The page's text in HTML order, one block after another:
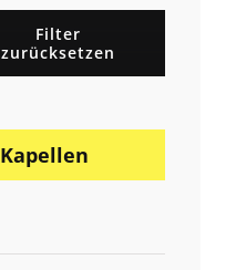
Filter
zurücksetzen
Kapellen